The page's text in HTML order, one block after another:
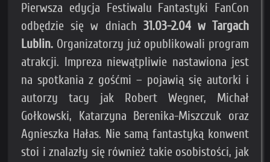
Pierwsza edycja Festiwalu Fantastyki FanCon
odbędzie się w dniach 31.03-2.04 w Targach
Lublin. Organizatorzy już opublikowali program
atrakcji. Impreza niewątpliwie nastawiona jest
na spotkania z gośćmi – pojawią się autorki i
autorzy tacy jak Robert Wegner, Michał
Gołkowski, Katarzyna Berenika-Miszczuk oraz
Agnieszka Hałas. Nie samą fantastyką konwent
stoi i znalazły się również takie osobistości, jak